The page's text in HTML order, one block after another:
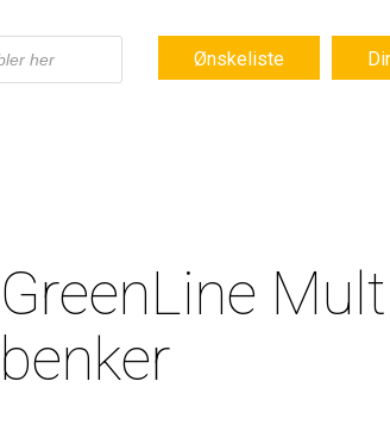
Ønskeliste
GreenLine
benker